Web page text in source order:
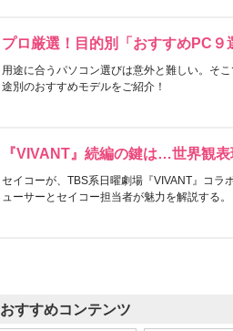
プロ厳選！目的別「おすすめPC９
用途に合うパソコン選びは意外と難しい。そ
途別のおすすめモデルをご紹介！
『VIVANT』続編の鍵は…世界観
セイコーが、TBS系日曜劇場『VIVANT』コラ
ューサーとセイコー担当者が魅力を解説する。
おすすめコンテンツ